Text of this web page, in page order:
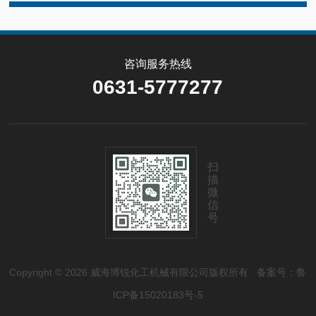
咨询服务热线
0631-5777277
扫
描
微
信
号
Copyright © 2026 威海博锐化工机械有限公司版权所有 备案号：鲁
ICP备15020183号-5